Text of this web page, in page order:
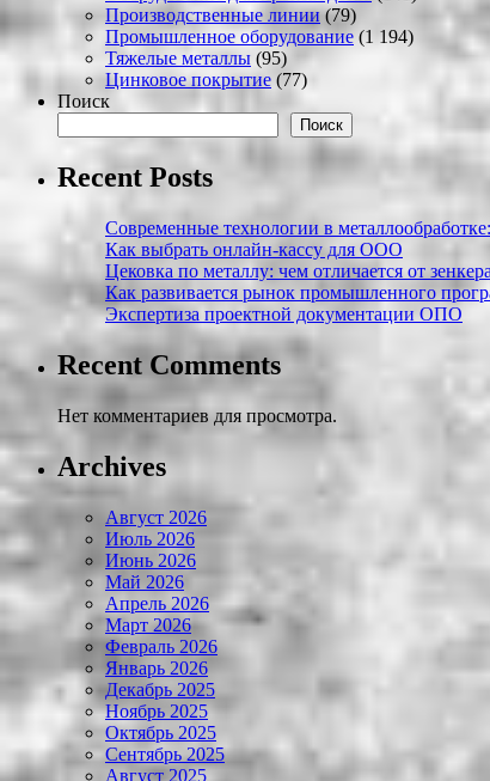
Производственные линии(79)
Промышленное оборудование (1 194)
Тяжелые металлы (95)
Цинковое покрытие (77)
Поиск
Поиск
Recent Posts
Современные технологии в
Как выбрать онлайн-кассу для ООО
Цековка по металлу: чем отличается от
Как развивается рынок промышленного
Экспертиза проектной документации ОПО
Recent Comments
Нет комментариев для просмотра.
Archives
Август 2026
Июль 2026
Июнь 2026
Май 2026
Апрель 2026
Март 2026
Февраль 2026
Январь 2026
Декабрь 2025
Ноябрь 2025
Октябрь 2025
Сентябрь 2025
Август 2025